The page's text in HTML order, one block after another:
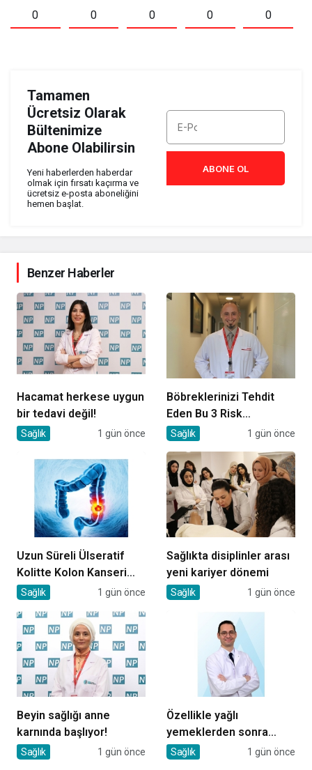
0 0 0 0 0
Tamamen
Ücretsiz Olarak
Bültenimize
Abone Olabilirsin
Yeni haberlerden haberdar
olmak için fırsatı kaçırma ve
ücretsiz e-posta aboneliğini
hemen başlat.
ABONE OL
Benzer Haberler
Hacamat herkese uygun
bir tedavi değil!
Sağlık 1 gün önce
Böbreklerinizi Tehdit
Eden Bu 3 Risk
Faktörüne Dikkat!
Sağlık 1 gün önce
Uzun Süreli Ülseratif
Kolitte Kolon Kanseri
Riski Artıyor mu?
Sağlık 1 gün önce
Sağlıkta disiplinler arası
yeni kariyer dönemi
Sağlık 1 gün önce
Beyin sağlığı anne
karnında başlıyor!
Sağlık 1 gün önce
Özellikle yağlı
yemeklerden sonra
başlıyorsa, gecikmeyin
Sağlık 1 gün önce